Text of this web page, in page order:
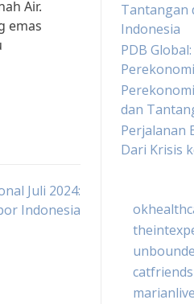
Air.
emas
Juli 2024:
Indonesia
Tantangan
Indonesia
PDB
dan
Perjalanan
Dari Krisis